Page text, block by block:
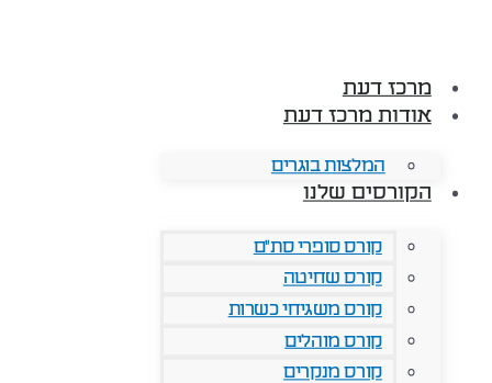
מרכז דעת
אודות מרכז דעת
המלצות בוגרים
הקורסים שלנו
קורס סופרי סת"ם
קורס שחיטה
קורס משגיחי כשרות
קורס מוהלים
קורס מנקרים